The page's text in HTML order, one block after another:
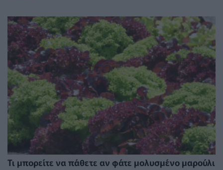
Τι μπορείτε να πάθετε αν φάτε μολυσμένο μαρούλι